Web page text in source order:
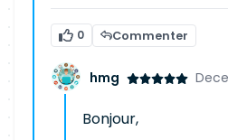
0 Commenter
hmg
Bonjour,